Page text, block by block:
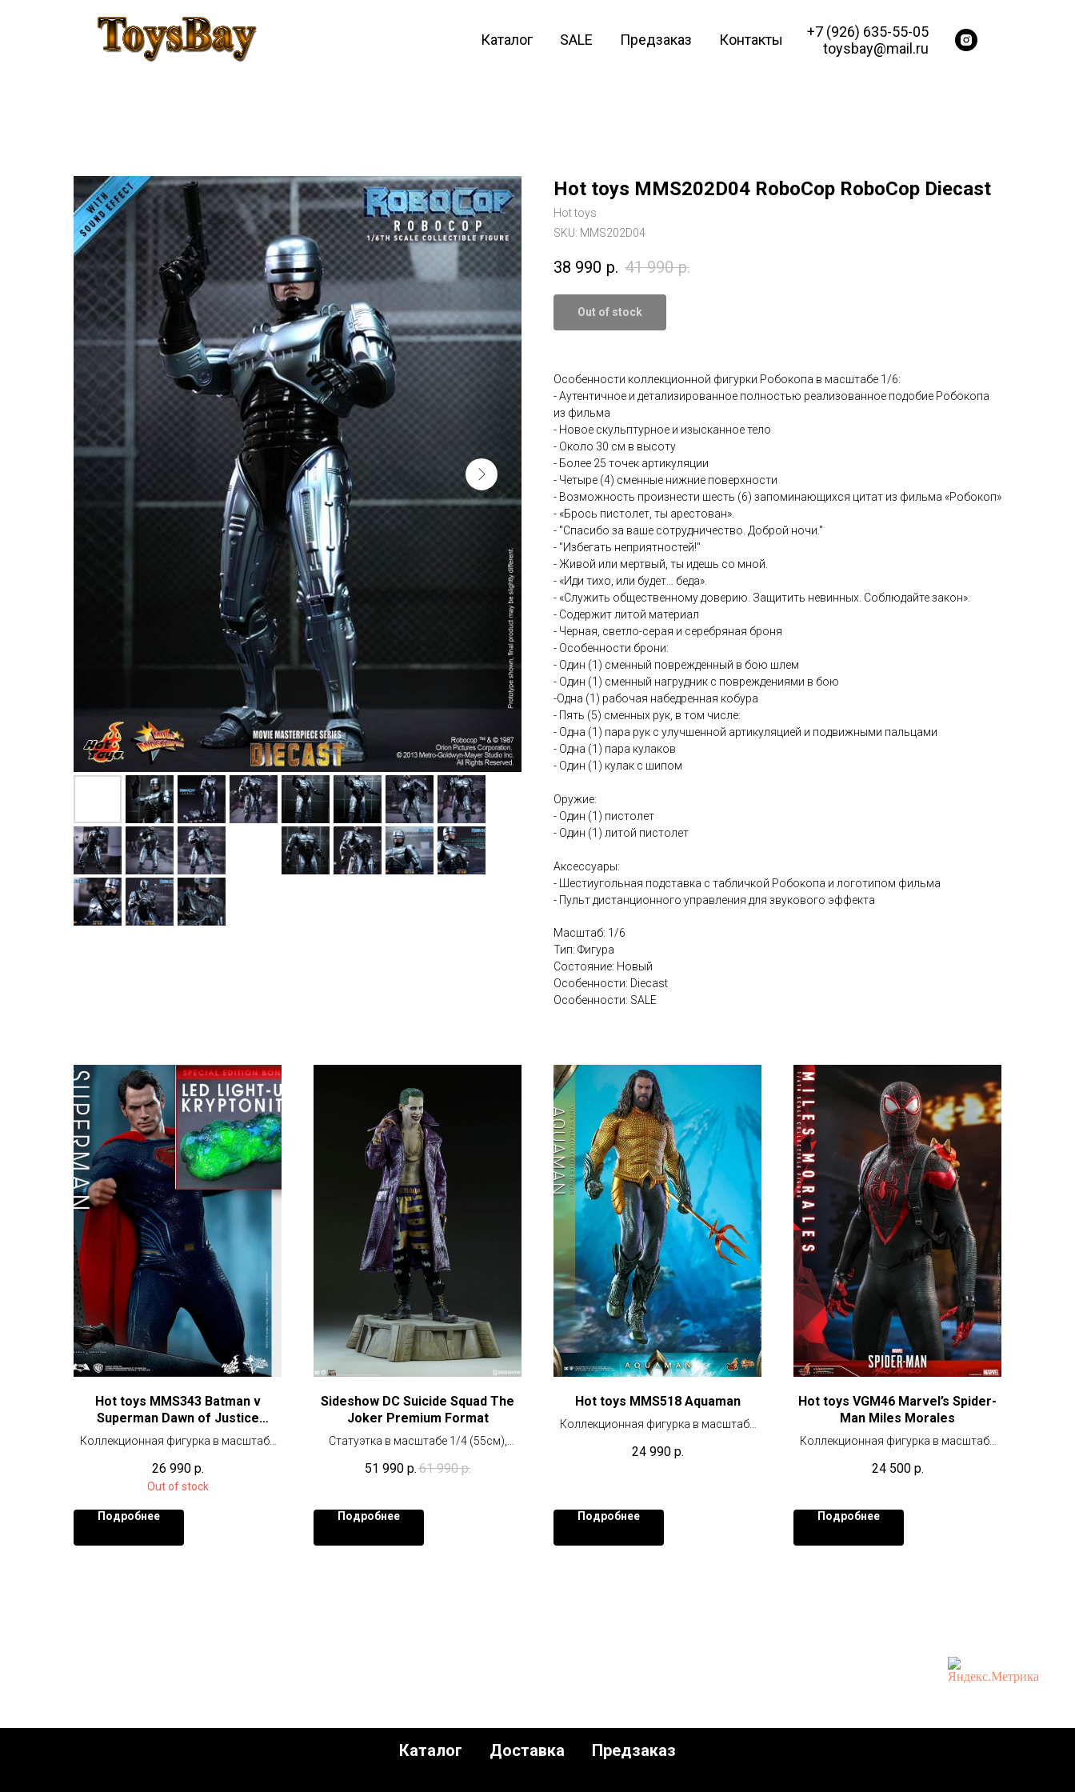
Каталог SALE Предзаказ Контакты
+7 (926) 635-55-05
toysbay@mail.ru
Hot toys MMS202D04 RoboCop RoboCop Diecast
Hot toys
SKU: MMS202D04
38 990 р. 41 990 р.
Out of stock
Особенности коллекционной фигурки Робокопа в масштабе 1/6:
- Аутентичное и детализированное полностью реализованное подобие Робокопа
из фильма
- Новое скульптурное и изысканное тело
- Около 30 см в высоту
- Более 25 точек артикуляции
- Четыре (4) сменные нижние поверхности
- Возможность произнести шесть (6) запоминающихся цитат из фильма «Робокоп»
- «Брось пистолет, ты арестован».
- "Спасибо за ваше сотрудничество. Доброй ночи."
- "Избегать неприятностей!"
- Живой или мертвый, ты идешь со мной.
- «Иди тихо, или будет… беда».
- «Служить общественному доверию. Защитить невинных. Соблюдайте закон».
- Содержит литой материал
- Черная, светло-серая и серебряная броня
- Особенности брони:
- Один (1) сменный поврежденный в бою шлем
- Один (1) сменный нагрудник с повреждениями в бою
-Одна (1) рабочая набедренная кобура
- Пять (5) сменных рук, в том числе:
- Одна (1) пара рук с улучшенной артикуляцией и подвижными пальцами
- Одна (1) пара кулаков
- Один (1) кулак с шипом
Оружие:
- Один (1) пистолет
- Один (1) литой пистолет
Аксессуары:
- Шестиугольная подставка с табличкой Робокопа и логотипом фильма
- Пульт дистанционного управления для звукового эффекта
Масштаб: 1/6
Тип: Фигура
Состояние: Новый
Особенности: Diecast
Особенности: SALE
Hot toys MMS343 Batman v
Superman Dawn of Justice
Superman Special Edition
Коллекционная фигурка в масштабе
26 990 р.
Out of stock
Подробнее
Sideshow DC Suicide Squad The
Joker Premium Format
Статуэтка в масштабе 1/4 (55см),
весь мир.
51 990 р.61 990 р.
Подробнее
Hot toys MMS518 Aquaman
Коллекционная фигурка в масштабе
24 990 р.
Подробнее
Hot toys VGM46 Marvel’s Spider-
Man Miles Morales
Коллекционная фигурка в масштабе
24 500 р.
Подробнее
Каталог Доставка Предзаказ